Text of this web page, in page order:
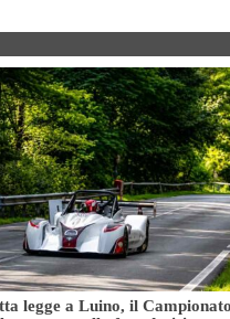
legge a Luino, il